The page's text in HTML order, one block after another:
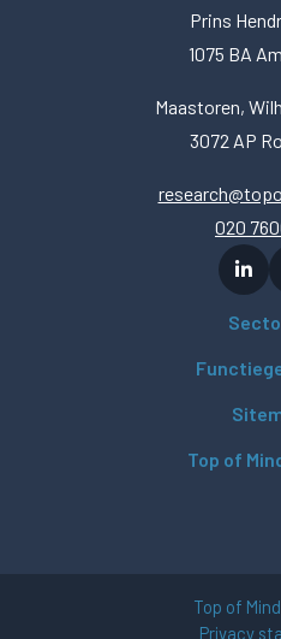
Prins
1075 BA
Maastoren,
3072 AP
020
Top of
Top of
Privacy